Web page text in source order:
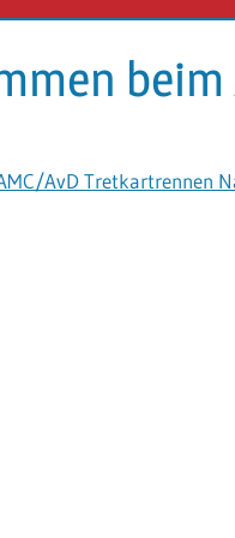
beim
AvD Tretkartrennen